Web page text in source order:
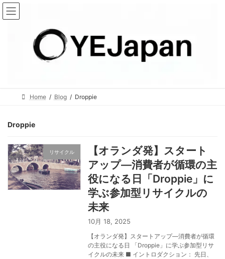
コ
ン
ナ
ビ
Home Blog Droppie
Droppie
リサイクル
【オランダ発】スタート
アップ―消費者が循環の主
役になる日「Droppie」に
学ぶ参加型リサイクルの
未来
10月 18, 2025
【オランダ発】スタートアップ―消費者が循環
の主役になる日 「Droppie」に学ぶ参加型リサ
イクルの未来 ■ イントロダクション： 先日、